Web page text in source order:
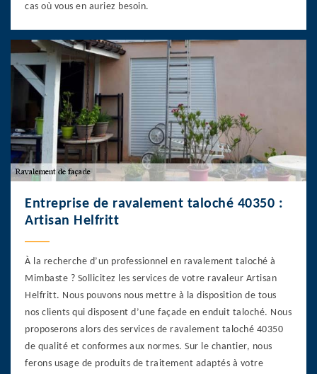
cas où vous en auriez besoin.
Entreprise de ravalement taloché 40350 :
Artisan Helfritt
À la recherche d’un professionnel en ravalement taloché à
Mimbaste ? Sollicitez les services de votre ravaleur Artisan
Helfritt. Nous pouvons nous mettre à la disposition de tous
nos clients qui disposent d’une façade en enduit taloché. Nous
proposerons alors des services de ravalement taloché 40350
de qualité et conformes aux normes. Sur le chantier, nous
ferons usage de produits de traitement adaptés à votre